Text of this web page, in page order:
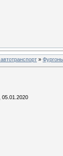
»
05.01.2020